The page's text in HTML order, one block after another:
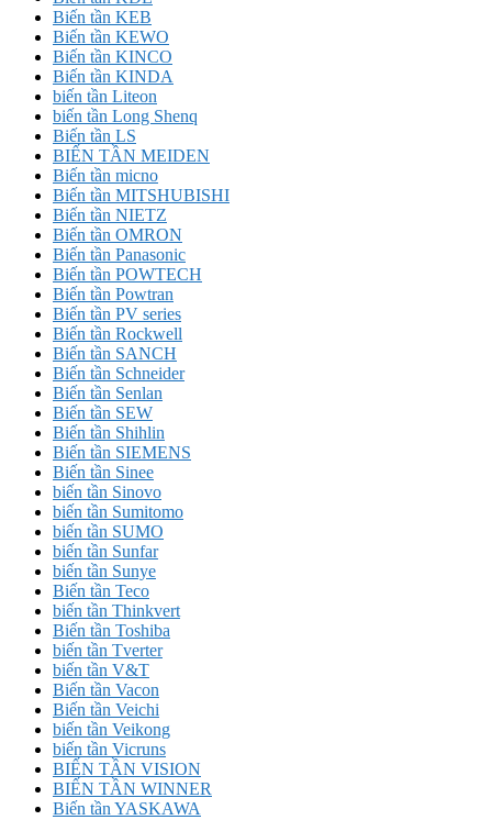
Biến tần KEB
Biến tần KEWO
Biến tần KINCO
Biến tần KINDA
biến tần Liteon
biến tần Long Shenq
Biến tần LS
BIẾN TẦN MEIDEN
Biến tần micno
Biến tần MITSHUBISHI
Biến tần NIETZ
Biến tần OMRON
Biến tần Panasonic
Biến tần POWTECH
Biến tần Powtran
Biến tần PV series
Biến tần Rockwell
Biến tần SANCH
Biến tần Schneider
Biến tần Senlan
Biến tần SEW
Biến tần Shihlin
Biến tần SIEMENS
Biến tần Sinee
biến tần Sinovo
biến tần Sumitomo
biến tần SUMO
biến tần Sunfar
biến tần Sunye
Biến tần Teco
biến tần Thinkvert
Biến tần Toshiba
biến tần Tverter
biến tần V&T
Biến tần Vacon
Biến tần Veichi
biến tần Veikong
biến tần Vicruns
BIẾN TẦN VISION
BIẾN TẦN WINNER
Biến tần YASKAWA